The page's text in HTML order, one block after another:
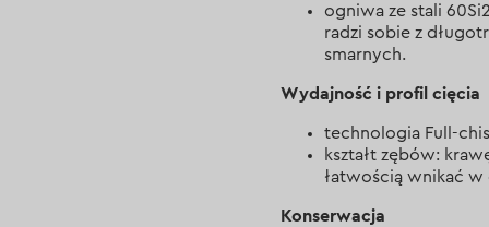
ogniwa ze stali
radzi sobie z
smarnych.
Wydajność i profil cięcia
technologia Full-
kształt zębów:
łatwością wnikać
Konserwacja